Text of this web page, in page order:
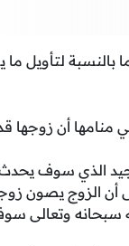
بالنسبة لتأويل ما
منامها أن زوجها
الذي سوف يحدث
أن الزوج يصون
سبحانه وتعالى